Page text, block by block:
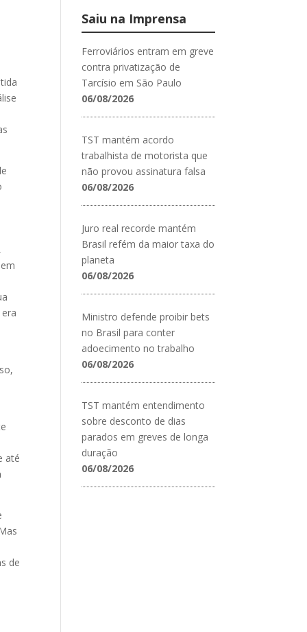
até
de
Saiu na Imprensa
Ferroviários entram em greve
contra privatização de
Tarcísio em São Paulo
06/08/2026
TST mantém acordo
trabalhista de motorista que
não provou assinatura falsa
06/08/2026
Juro real recorde mantém
Brasil refém da maior taxa do
planeta
06/08/2026
Ministro defende proibir bets
no Brasil para conter
adoecimento no trabalho
06/08/2026
TST mantém entendimento
sobre desconto de dias
parados em greves de longa
duração
06/08/2026